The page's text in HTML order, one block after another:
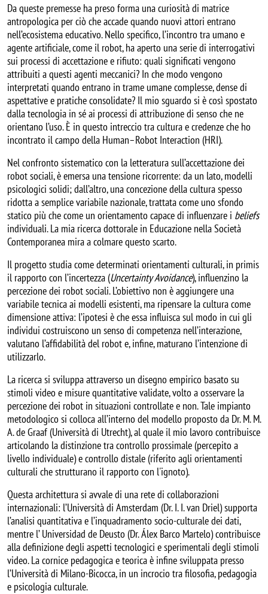
Da queste premesse ha preso forma una curiosità di matrice
antropologica per ciò che accade quando nuovi attori entrano
nell’ecosistema educativo. Nello specifico, l’incontro tra umano e
agente artificiale, come il robot, ha aperto una serie di interrogativi
sui processi di accettazione e rifiuto: quali significati vengono
attribuiti a questi agenti meccanici? In che modo vengono
interpretati quando entrano in trame umane complesse, dense di
aspettative e pratiche consolidate? Il mio sguardo si è così spostato
dalla tecnologia in sé ai processi di attribuzione di senso che ne
orientano l’uso. È in questo intreccio tra cultura e credenze che ho
incontrato il campo della Human–Robot Interaction (HRI).
Nel confronto sistematico con la letteratura sull’accettazione dei
robot sociali, è emersa una tensione ricorrente: da un lato, modelli
psicologici solidi; dall’altro, una concezione della cultura spesso
ridotta a semplice variabile nazionale, trattata come uno sfondo
statico più che come un orientamento capace di influenzare i beliefs
individuali. La mia ricerca dottorale in Educazione nella Società
Contemporanea mira a colmare questo scarto.
Il progetto studia come determinati orientamenti culturali, in primis
il rapporto con l’incertezza (Uncertainty Avoidance), influenzino la
percezione dei robot sociali. L’obiettivo non è aggiungere una
variabile tecnica ai modelli esistenti, ma ripensare la cultura come
dimensione attiva: l’ipotesi è che essa influisca sul modo in cui gli
individui costruiscono un senso di competenza nell’interazione,
valutano l’affidabilità del robot e, infine, maturano l’intenzione di
utilizzarlo.
La ricerca si sviluppa attraverso un disegno empirico basato su
stimoli video e misure quantitative validate, volto a osservare la
percezione dei robot in situazioni controllate e non. Tale impianto
metodologico si colloca all’interno del modello proposto da Dr. M. M.
A. de Graaf (Università di Utrecht), al quale il mio lavoro contribuisce
articolando la distinzione tra controllo prossimale (percepito a
livello individuale) e controllo distale (riferito agli orientamenti
culturali che strutturano il rapporto con l'ignoto).
Questa architettura si avvale di una rete di collaborazioni
internazionali: l’Università di Amsterdam (Dr. I. I. van Driel) supporta
l’analisi quantitativa e l’inquadramento socio-culturale dei dati,
mentre l’ Universidad de Deusto (Dr. Álex Barco Martelo) contribuisce
alla definizione degli aspetti tecnologici e sperimentali degli stimoli
video. La cornice pedagogica e teorica è infine sviluppata presso
l’Università di Milano-Bicocca, in un incrocio tra filosofia, pedagogia
e psicologia culturale.